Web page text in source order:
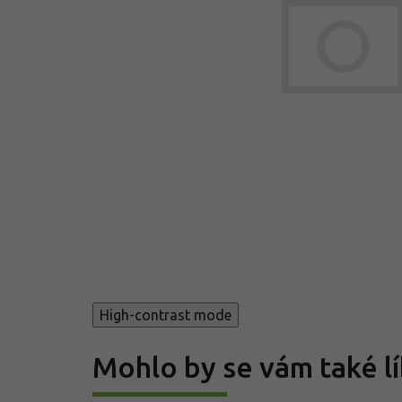
High-contrast mode
Mohlo by se vám také